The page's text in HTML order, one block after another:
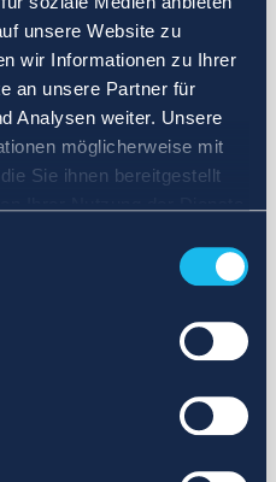
unsere Website zu
wir Informationen zu Ihrer
an unsere Partner für
Analysen weiter. Unsere
möglicherweise mit
Sie ihnen bereitgestellt